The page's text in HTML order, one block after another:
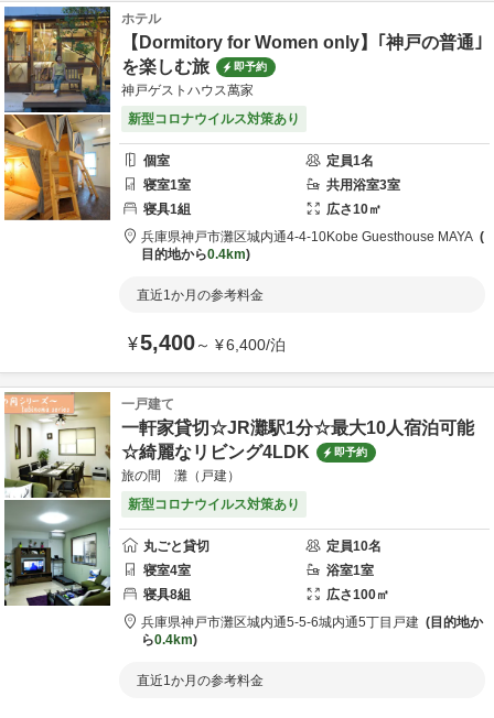
ホテル
【Dormitory for Women only】｢神戸の普通｣
を楽しむ旅
即予約
神戸ゲストハウス萬家
新型コロナウイルス対策あり
個室 定員1名
寝室1室 共用浴室3室
寝具1組 広さ10㎡
兵庫県神戸市灘区城内通4-4-10Kobe Guesthouse MAYA
目的地から0.4km
直近1か月の参考料金
¥5,400～ ¥6,400/泊
一戸建て
一軒家貸切☆JR灘駅1分☆最大10人宿泊可能
☆綺麗なリビング4LDK
即予約
旅の間 灘（戸建）
新型コロナウイルス対策あり
丸ごと貸切 定員10名
寝室4室 浴室1室
寝具8組 広さ100㎡
兵庫県神戸市灘区城内通5-5-6城内通5丁目戸建
目的地か
ら0.4km
直近1か月の参考料金